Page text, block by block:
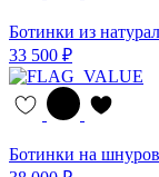
Ботинки из
33 500 ₽
Ботинки на